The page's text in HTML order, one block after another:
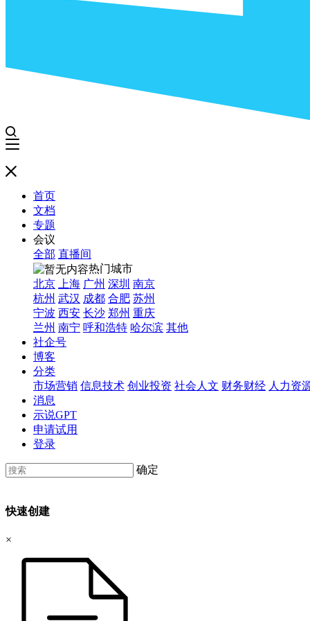
首页
文档
专题
会议
全部 直播间
热门城市
北京
上海 广州 深圳 南京
杭州 武汉 成都 合肥 苏州
宁波 西安 长沙 郑州 重庆
兰州 南宁 呼和浩特 哈尔滨 其他
社企号
博客
分类
市场营销 信息技术 创业投资 社会人文 财务财经 人力资
消息
示说GPT
申请试用
登录
确定
快速创建
×